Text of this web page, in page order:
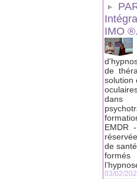
IMO
de
solution
EMDR
de
03/02/